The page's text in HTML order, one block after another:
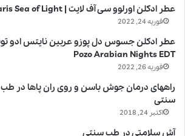
عطر ادکلن اورلوو سی آف لایت | Orlov Paris Sea of Light
فوریه 24, 2022
Pozo Arabian Nights EDT
فوریه 26, 2022
راههای درمان جوش باسن و روی ران پاها در طب
سنتی
اکتبر 24, 2018
آش سلامتی در طب سنتی